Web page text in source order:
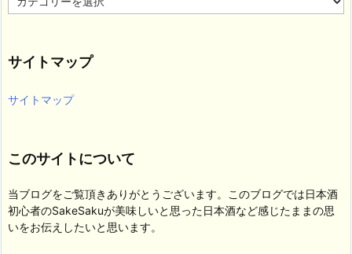
テ
ー
サイトマップ
サイトマップ
このサイトについて
当ブログをご覧頂きありがとうございます。このブログでは日本酒
初心者のSakeSakuが美味しいと思った日本酒など感じたままの思
いをお伝えしたいと思います。